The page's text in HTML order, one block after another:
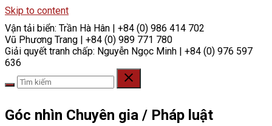
Skip to content
Vận tải biển: Trần Hà Hân | +84 (0) 986 414 702
Vũ Phương Trang | +84 (0) 989 771 780
Giải quyết tranh chấp: Nguyễn Ngọc Minh | +84 (0) 976 597
636
Góc nhìn Chuyên gia / Pháp luật